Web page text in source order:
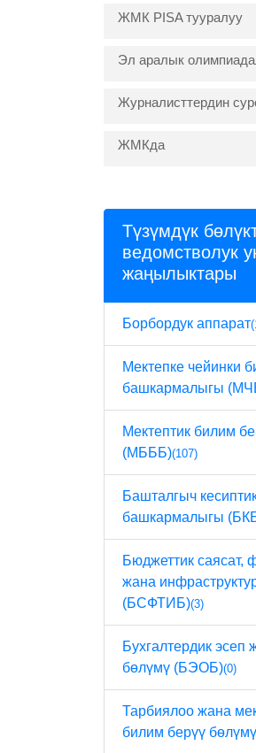
ЖМК PISA тууралуу
Эл аралык
Журналисттердин
ЖМКда
Түзүмдүк
ведомстволук
жаңылыктары
Борбордук аппарат
Мектепке чейинки
башкармалыгы
Мектептик билим
(МБББ)(107)
Башталгыч
башкармалыгы
Бюджеттик саясат,
жана
(БСФТИБ)(3)
Бухгалтердик эсеп
бөлүмү (БЭОБ)(0)
Тарбиялоо жана
билим берүү